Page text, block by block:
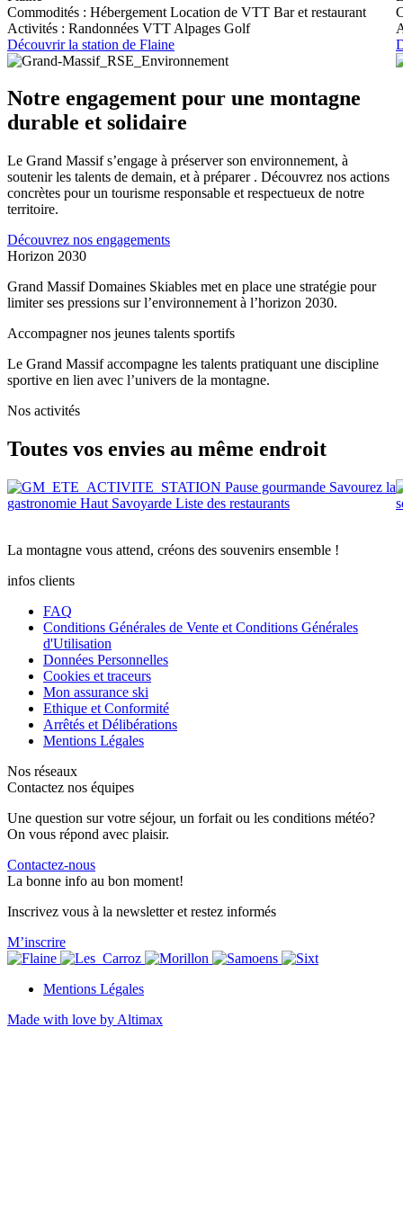
Commodités : Hébergement Location de VTT Bar et restaurant
Activités : Randonnées VTT Alpages Golf
Découvrir la station de Flaine
Notre engagement pour une montagne
durable et solidaire
Le Grand Massif s’engage à préserver son environnement, à
soutenir les talents de demain, et à préparer . Découvrez nos actions
concrètes pour un tourisme responsable et respectueux de notre
territoire.
Découvrez nos engagements
Horizon 2030
Grand Massif Domaines Skiables met en place une stratégie pour
limiter ses pressions sur l’environnement à l’horizon 2030.
Accompagner nos jeunes talents sportifs
Le Grand Massif accompagne les talents pratiquant une discipline
sportive en lien avec l’univers de la montagne.
Nos activités
Toutes vos envies au même endroit
Pause gourmande Savourez la
gastronomie Haut Savoyarde Liste des restaurants
La montagne vous attend, créons des souvenirs ensemble !
infos clients
FAQ
Conditions Générales de Vente et Conditions Générales
d'Utilisation
Données Personnelles
Cookies et traceurs
Mon assurance ski
Ethique et Conformité
Arrêtés et Délibérations
Mentions Légales
Nos réseaux
Contactez nos équipes
Une question sur votre séjour, un forfait ou les conditions météo?
On vous répond avec plaisir.
Contactez-nous
La bonne info au bon moment!
Inscrivez vous à la newsletter et restez informés
M’inscrire
Mentions Légales
Made with love by Altimax